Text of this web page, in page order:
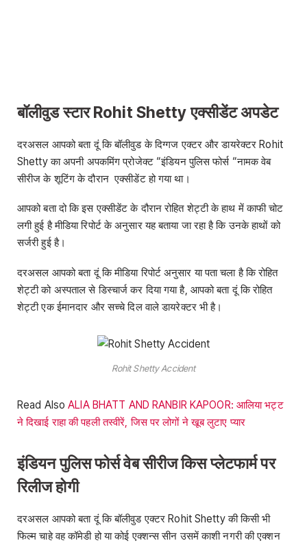
बॉलीवुड स्टार Rohit Shetty एक्सीडेंट अपडेट
दरअसल आपको बता दूं कि बॉलीवुड के दिग्गज एक्टर और डायरेक्टर Rohit
Shetty का अपनी अपकमिंग प्रोजेक्ट “इंडियन पुलिस फोर्स “नामक वेब
सीरीज के शूटिंग के दौरान एक्सीडेंट हो गया था।
आपको बता दो कि इस एक्सीडेंट के दौरान रोहित शेट्टी के हाथ में काफी चोट
लगी हुई है मीडिया रिपोर्ट के अनुसार यह बताया जा रहा है कि उनके हाथों को
सर्जरी हुई है।
दरअसल आपको बता दूं कि मीडिया रिपोर्ट अनुसार या पता चला है कि रोहित
शेट्टी को अस्पताल से डिस्चार्ज कर दिया गया है, आपको बता दूं कि रोहित
शेट्टी एक ईमानदार और सच्चे दिल वाले डायरेक्टर भी है।
Rohit Shetty Accident
Read AlsoALIA BHATT AND RANBIR KAPOOR: आलिया भट्ट
ने दिखाई राहा की पहली तस्वीरें, जिस पर लोगों ने खूब लुटाए प्यार
इंडियन पुलिस फोर्स वेब सीरीज किस प्लेटफार्म पर
रिलीज होगी
दरअसल आपको बता दूं कि बॉलीवुड एक्टर Rohit Shetty की किसी भी
फिल्म चाहे वह कॉमेडी हो या कोई एक्शन्स सीन उसमें काशी नगरी की एक्शन